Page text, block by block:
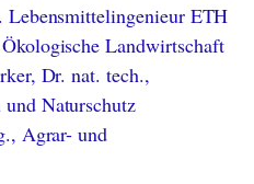
ETH
Landwirtschaft
Dr. nat. tech.,
Naturschutz
Agrar- und